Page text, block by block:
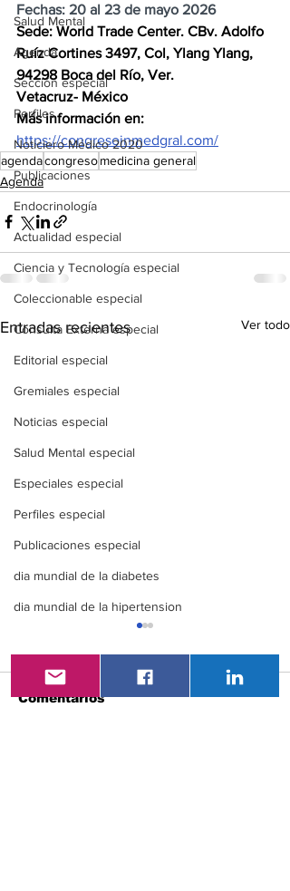
Salud Mental
Agenda
Sección especial
Perfiles
Noticiero Médico 2020
Publicaciones
Endocrinología
Actualidad especial
Ciencia y Tecnología especial
Coleccionable especial
Consulta Externa especial
Editorial especial
Gremiales especial
Noticias especial
Salud Mental especial
Especiales especial
Perfiles especial
Publicaciones especial
dia mundial de la diabetes
dia mundial de la hipertension
Fechas: 20 al 23 de mayo 2026
Sede: World Trade Center. CBv. Adolfo
Ruíz Cortines 3497, Col, Ylang Ylang,
94298 Boca del Río, Ver.
Vetacruz- México
Más información en:
https://congresoinmedgral.com/
agendacongresomedicina general
Agenda
Entradas recientes Ver todo
Comentarios